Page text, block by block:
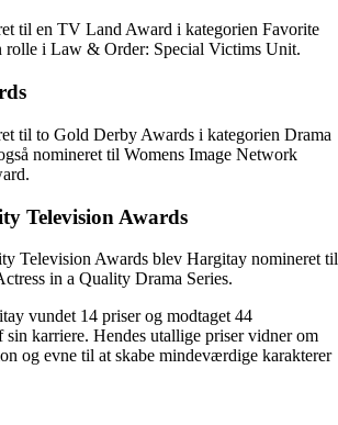
til en TV Land Award i kategorien Favorite
rolle i Law & Order: Special Victims Unit.
til to Gold Derby Awards i kategorien Drama
nomineret til Womens Image Network
Television Awards
Television Awards blev Hargitay nomineret til
in a Quality Drama Series.
vundet 14 priser og modtaget 44
karriere. Hendes utallige priser vidner om
og evne til at skabe mindeværdige karakterer